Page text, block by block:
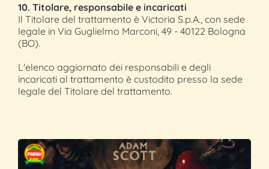
10. Titolare, responsabile e incaricati
Il Titolare del trattamento è Victoria S.p.A., con sede
legale in Via Guglielmo Marconi, 49 - 40122 Bologna
(BO).
L'elenco aggiornato dei responsabili e degli
incaricati al trattamento è custodito presso la sede
legale del Titolare del trattamento.